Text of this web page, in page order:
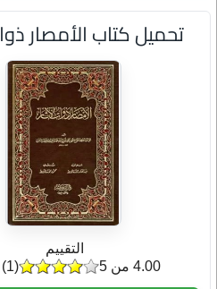
تحميل كتاب الأمصار
التقييم
(
1 4.00 من 5